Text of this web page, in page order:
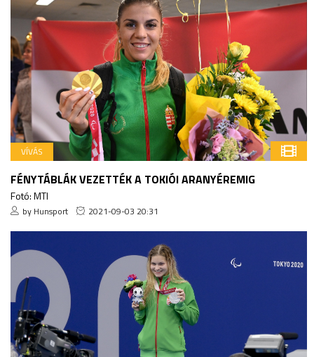
VÍVÁS
FÉNYTÁBLÁK VEZETTÉK A TOKIÓI ARANYÉREMIG
Fotó: MTI
by Hunsport 2021-09-03 20:31